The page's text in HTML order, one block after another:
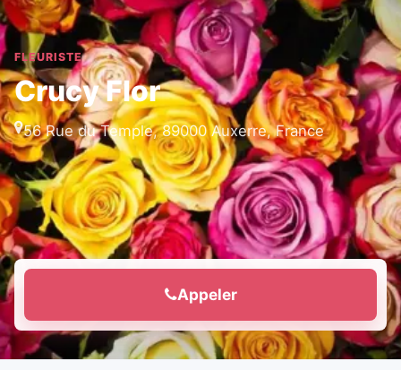
FLEURISTE
Crucy Flor
56 Rue du Temple, 89000 Auxerre, France
Appeler